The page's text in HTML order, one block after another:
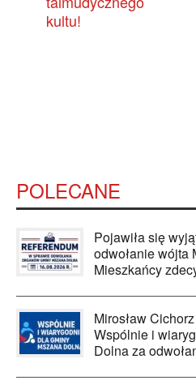
kultu!
POLECANE
Pojawiła się
odwołanie wójta
Mieszkańcy
Mirosław
Wspólnie i
Dolna za